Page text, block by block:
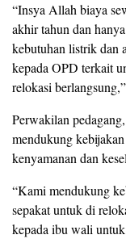
“Insya Allah biaya
akhir tahun dan
kebutuhan listrik dan
kepada OPD terkait
relokasi
Perwakilan
mendukung
kenyamanan dan
“Kami mendukung
sepakat untuk di
kepada ibu wali